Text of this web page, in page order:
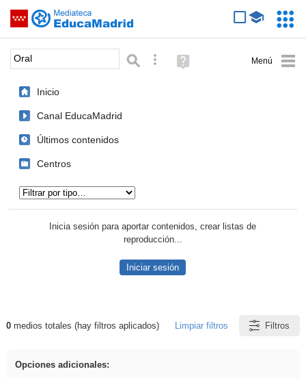
Saltar navegación
Palabra o frase: Búsqueda avanzada
Ayuda
(en
Inicio
Canal EducaMadrid
Últimos contenidos
Centros
Inicia sesión para aportar contenidos, crear listas de
reproducción...
Iniciar sesión
Resultados de: Oral
0medios totales (hay filtros aplicados) Limpiar filtros Filtros
Opciones adicionales: